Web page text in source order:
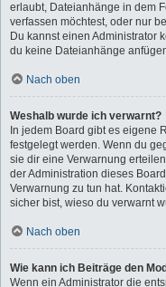
erlaubt, Dateianhänge in dem
verfassen möchtest, oder nur
Du kannst einen Administrator
du keine Dateianhänge
Nach oben
Weshalb wurde ich verwarnt?
In jedem Board gibt es eigene
festgelegt werden. Wenn du
sie dir eine Verwarnung
der Administration dieses
Verwarnung zu tun hat.
sicher bist, wieso du verwarnt
Nach oben
Wie kann ich Beiträge den
Wenn ein Administrator die